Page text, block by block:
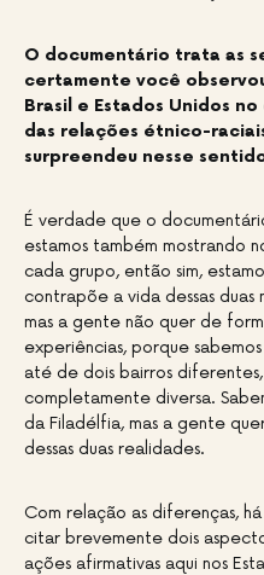
O documentário trata as
certamente você
Brasil e Estados Unidos
das relações étnico-
surpreendeu nesse
É verdade que o
estamos também mostrando
cada grupo, então sim,
contrapõe a vida dessas duas
mas a gente não quer de
experiências, porque
até de dois bairros
completamente diversa.
da Filadélfia, mas a gente
dessas duas realidades.
Com relação as diferenças,
citar brevemente dois
ações afirmativas aqui nos